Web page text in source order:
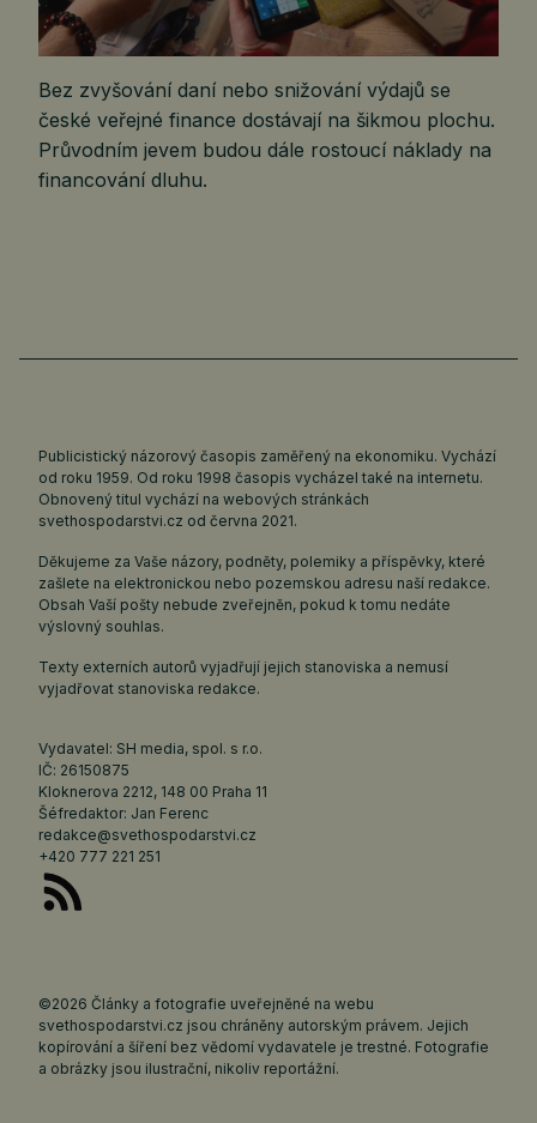
Bez zvyšování daní nebo snižování výdajů se
české veřejné finance dostávají na šikmou plochu.
Průvodním jevem budou dále rostoucí náklady na
financování dluhu.
Publicistický názorový časopis zaměřený na ekonomiku. Vychází
od roku 1959. Od roku 1998 časopis vycházel také na internetu.
Obnovený titul vychází na webových stránkách
svethospodarstvi.cz od června 2021.
Děkujeme za Vaše názory, podněty, polemiky a příspěvky, které
zašlete na elektronickou nebo pozemskou adresu naší redakce.
Obsah Vaší pošty nebude zveřejněn, pokud k tomu nedáte
výslovný souhlas.
Texty externích autorů vyjadřují jejich stanoviska a nemusí
vyjadřovat stanoviska redakce.
Vydavatel: SH media, spol. s r.o.
IČ: 26150875
Kloknerova 2212, 148 00 Praha 11
Šéfredaktor: Jan Ferenc
redakce@svethospodarstvi.cz
+420 777 221 251
©2026 Články a fotografie uveřejněné na webu
svethospodarstvi.cz jsou chráněny autorským právem. Jejich
kopírování a šíření bez vědomí vydavatele je trestné. Fotografie
a obrázky jsou ilustrační, nikoliv reportážní.